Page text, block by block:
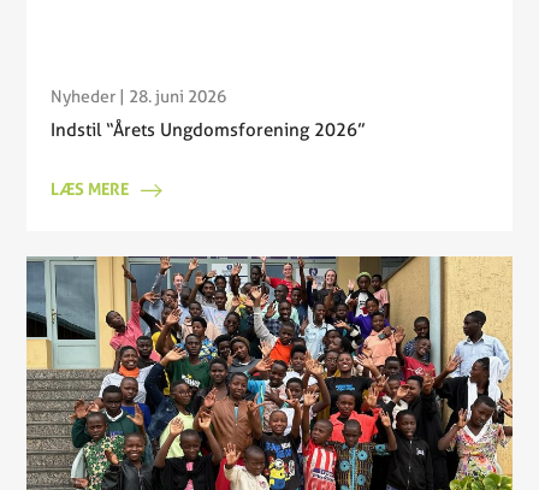
Nyheder | 28. juni 2026
Indstil “Årets Ungdomsforening 2026”
LÆS MERE